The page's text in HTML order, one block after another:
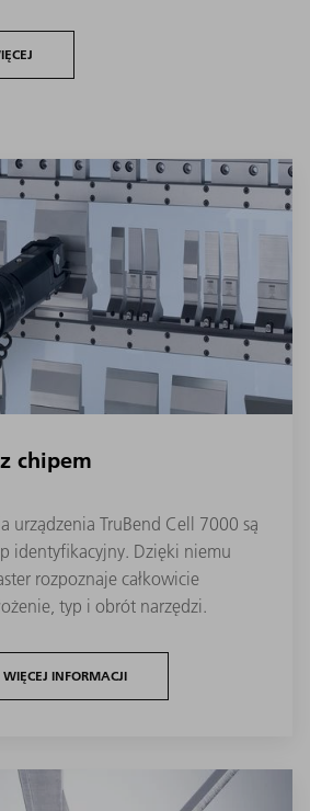
chipem
urządzenia TruBend Cell 7000 są
identyfikacyjny. Dzięki niemu
rozpoznaje całkowicie
typ i obrót narzędzi.
WIĘCEJ INFORMACJI